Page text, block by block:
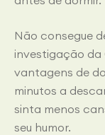
Não consegue
investigação da
vantagens de
minutos a
sinta menos
seu humor.